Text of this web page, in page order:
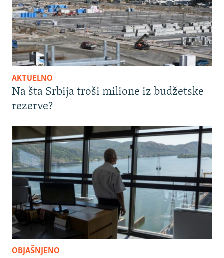
AKTUELNO
Na šta Srbija troši milione iz budžetske
rezerve?
OBJAŠNJENO